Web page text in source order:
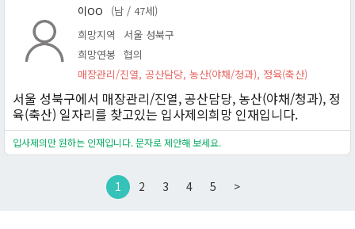
이OO
(남 / 47세)
희망지역
서울 성북구
희망연봉 협의
매장관리/진열, 공산담당, 농산(야채/청과), 정육(축산)
서울 성북구에서 매장관리/진열, 공산담당, 농산(야채/청과), 정
육(축산) 일자리를 찾고있는 입사제의희망 인재입니다.
입사제의만 원하는 인재입니다. 문자로 제안해 보세요.
1 2 3 4 5 >